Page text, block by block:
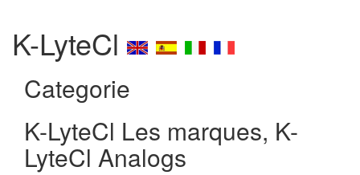
K-LyteCl
Categorie
K-LyteCl Les marques, K-
LyteCl Analogs